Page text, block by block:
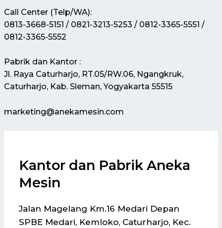
Call Center (Telp/WA):
0813-3668-5151 / 0821-3213-5253 / 0812-3365-5551 /
0812-3365-5552
Pabrik dan Kantor :
Jl. Raya Caturharjo, RT.05/RW.06, Ngangkruk,
Caturharjo, Kab. Sleman, Yogyakarta 55515
marketing@anekamesin.com
Kantor dan Pabrik Aneka
Mesin
Jalan Magelang Km.16 Medari Depan
SPBE Medari, Kemloko, Caturharjo, Kec.